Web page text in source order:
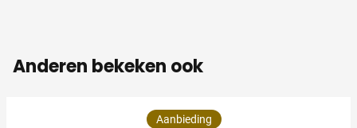
Anderen bekeken ook
Aanbieding